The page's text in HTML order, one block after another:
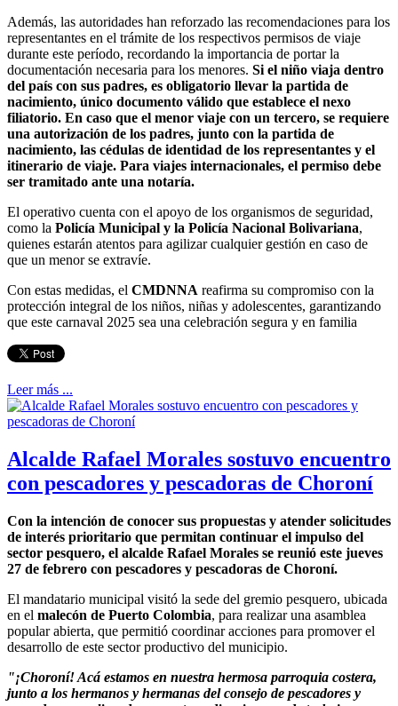
Además, las autoridades han reforzado las recomendaciones para los
representantes en el trámite de los respectivos permisos de viaje
durante este período, recordando la importancia de portar la
documentación necesaria para los menores. Si el niño viaja dentro
del país con sus padres, es obligatorio llevar la partida de
nacimiento, único documento válido que establece el nexo
filiatorio. En caso que el menor viaje con un tercero, se requiere
una autorización de los padres, junto con la partida de
nacimiento, las cédulas de identidad de los representantes y el
itinerario de viaje. Para viajes internacionales, el permiso debe
ser tramitado ante una notaría.
El operativo cuenta con el apoyo de los organismos de seguridad,
como la Policía Municipal y la Policía Nacional Bolivariana,
quienes estarán atentos para agilizar cualquier gestión en caso de
que un menor se extravíe.
Con estas medidas, el CMDNNA reafirma su compromiso con la
protección integral de los niños, niñas y adolescentes, garantizando
que este carnaval 2025 sea una celebración segura y en familia
Leer más ...
Alcalde Rafael Morales sostuvo encuentro
con pescadores y pescadoras de Choroní
Con la intención de conocer sus propuestas y atender solicitudes
de interés prioritario que permitan continuar el impulso del
sector pesquero, el alcalde Rafael Morales se reunió este jueves
27 de febrero con pescadores y pescadoras de Choroní.
El mandatario municipal visitó la sede del gremio pesquero, ubicada
en el malecón de Puerto Colombia, para realizar una asamblea
popular abierta, que permitió coordinar acciones para promover el
desarrollo de este sector productivo del municipio.
"¡Choroní! Acá estamos en nuestra hermosa parroquia costera,
junto a los hermanos y hermanas del consejo de pescadores y